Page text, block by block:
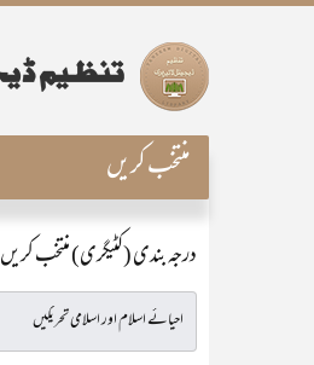
منتخب کریں
درجہ بندی (کٹیگری) منتخب کریں